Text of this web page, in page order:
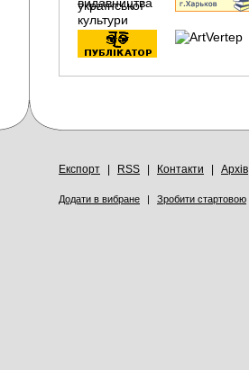
Експорт RSS Контакти Архів
Додати в вибране | Зробити стартовою